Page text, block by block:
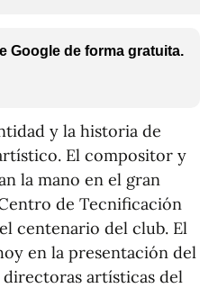
Google de forma gratuita.
y la historia de
El compositor y
la mano en el gran
de Tecnificación
centenario del club. El
en la presentación del
artísticas del